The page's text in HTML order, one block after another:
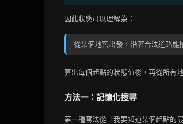
因此狀態可以理解為：
從某個地窖出發，沿著合法道路能
算出每個起點的狀態值後，再從所有
方法一：記憶化搜尋
第一種寫法從「我要知道某個起點的